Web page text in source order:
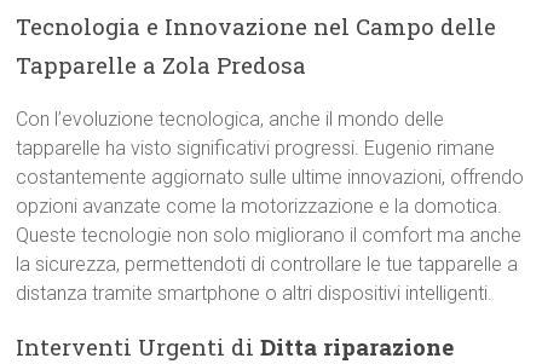
Tecnologia e Innovazione nel Campo delle
Tapparelle a Zola Predosa
Con l’evoluzione tecnologica, anche il mondo delle
tapparelle ha visto significativi progressi. Eugenio rimane
costantemente aggiornato sulle ultime innovazioni, offrendo
opzioni avanzate come la motorizzazione e la domotica.
Queste tecnologie non solo migliorano il comfort ma anche
la sicurezza, permettendoti di controllare le tue tapparelle a
distanza tramite smartphone o altri dispositivi intelligenti.
Interventi Urgenti diDitta riparazione